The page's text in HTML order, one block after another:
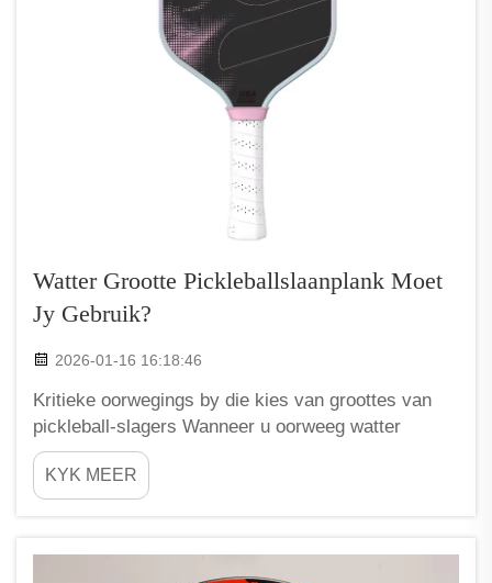
Watter Grootte Pickleballslaanplank Moet
Jy Gebruik?
2026-01-16 16:18:46
Kritieke oorwegings by die kies van groottes van
pickleball-slagers Wanneer u oorweeg watter
grootte pickleball-slagter om te koop, kom 'n reeks
faktore in die spel, wat verseker dat daar nie een
slager is wat by alle spelers pas nie weens die
KYK MEER